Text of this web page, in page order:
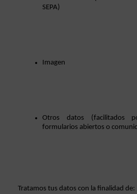
SEPA)
Imagen
Otros datos (facilitados
formularios abiertos o
Tratamos tus datos con la finalidad de: